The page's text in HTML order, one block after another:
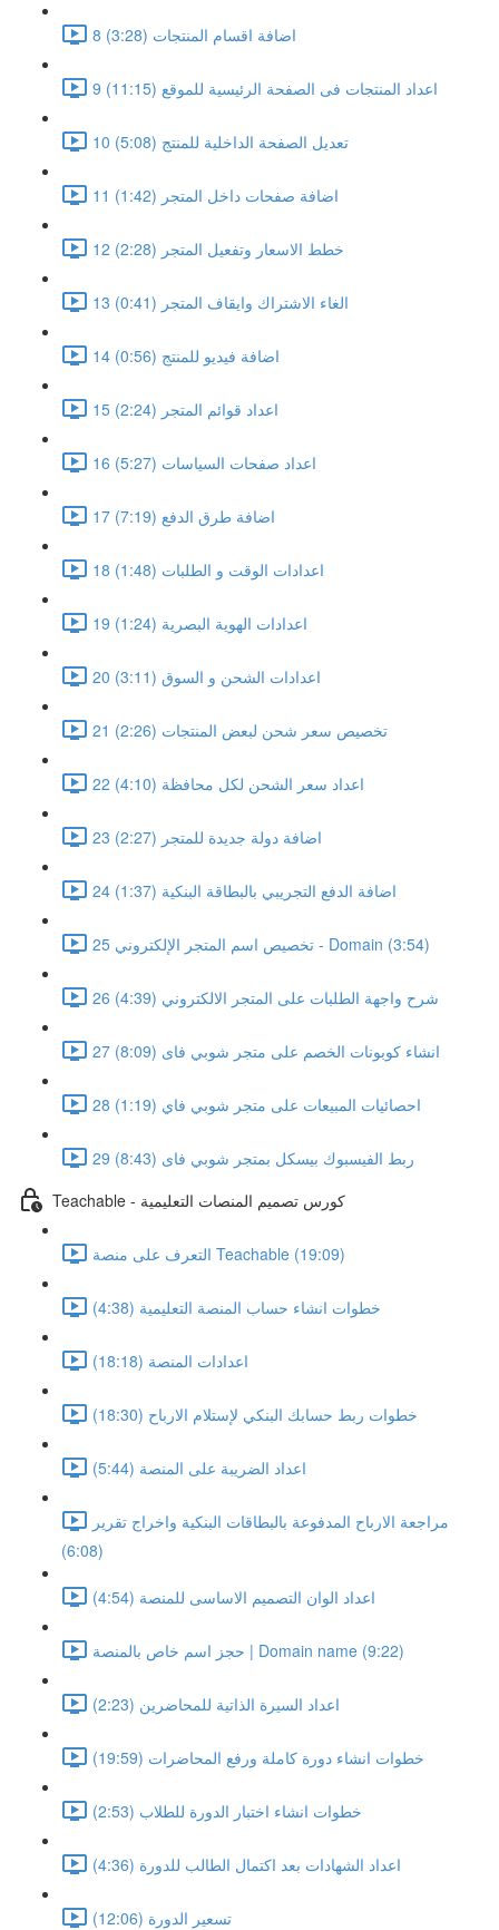
8 اضافة اقسام المنتجات (3:28)
9 اعداد المنتجات فى الصفحة الرئيسية للموقع (11:15)
10 تعديل الصفحة الداخلية للمنتج (5:08)
11 اضافة صفحات داخل المتجر (1:42)
12 خطط الاسعار وتفعيل المتجر (2:28)
13 الغاء الاشتراك وايقاف المتجر (0:41)
14 اضافة فيديو للمنتج (0:56)
15 اعداد قوائم المتجر (2:24)
16 اعداد صفحات السياسات (5:27)
17 اضافة طرق الدفع (7:19)
18 اعدادات الوقت و الطلبات (1:48)
19 اعدادات الهوية البصرية (1:24)
20 اعدادات الشحن و السوق (3:11)
21 تخصيص سعر شحن لبعض المنتجات (2:26)
22 اعداد سعر الشحن لكل محافظة (4:10)
23 اضافة دولة جديدة للمتجر (2:27)
24 اضافة الدفع التجريبي بالبطاقة البنكية (1:37)
25 تخصيص اسم المتجر الإلكتروني - Domain (3:54)
26 شرح واجهة الطلبات على المتجر الالكتروني (4:39)
27 انشاء كوبونات الخصم على متجر شوبي فاى (8:09)
28 احصائيات المبيعات على متجر شوبي فاي (1:19)
29 ربط الفيسبوك بيسكل بمتجر شوبي فاى (8:43)
Teachable - كورس تصميم المنصات التعليمية
التعرف على منصة Teachable (19:09)
خطوات انشاء حساب المنصة التعليمية (4:38)
اعدادات المنصة (18:18)
خطوات ربط حسابك البنكي لإستلام الارباح (18:30)
اعداد الضريبة على المنصة (5:44)
مراجعة الارباح المدفوعة بالبطاقات البنكية واخراج تقرير
(6:08)
اعداد الوان التصميم الاساسى للمنصة (4:54)
حجز اسم خاص بالمنصة | Domain name (9:22)
اعداد السيرة الذاتية للمحاضرين (2:23)
خطوات انشاء دورة كاملة ورفع المحاضرات (19:59)
خطوات انشاء اختبار الدورة للطلاب (2:53)
اعداد الشهادات بعد اكتمال الطالب للدورة (4:36)
تسعير الدورة (12:06)